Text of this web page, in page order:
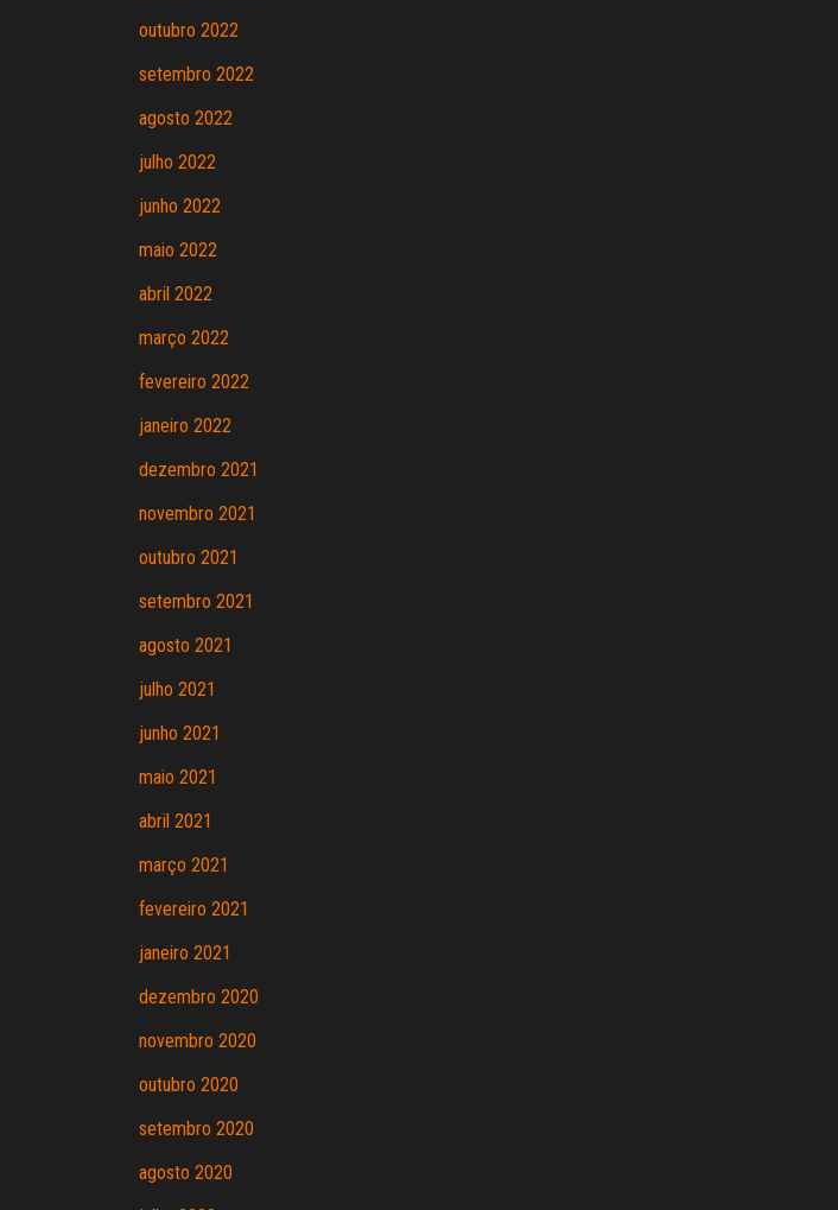
outubro 2022
setembro 2022
agosto 2022
julho 2022
junho 2022
maio 2022
abril 2022
março 2022
fevereiro 2022
janeiro 2022
dezembro 2021
novembro 2021
outubro 2021
setembro 2021
agosto 2021
julho 2021
junho 2021
maio 2021
abril 2021
março 2021
fevereiro 2021
janeiro 2021
dezembro 2020
novembro 2020
outubro 2020
setembro 2020
agosto 2020